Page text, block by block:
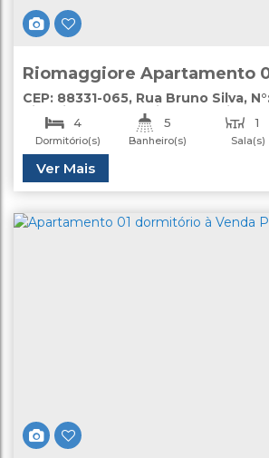
Riomaggiore Apartamento
venda Barra Norte Balneário
CEP: 88331-065, Rua Bruno Silva,
Pioneiros
Balneário Camboriú
Brasil
4
Dormitório(s)
5
Banheiro(s)
1
Sala(s)
4
Vaga(s)
Ver Mais